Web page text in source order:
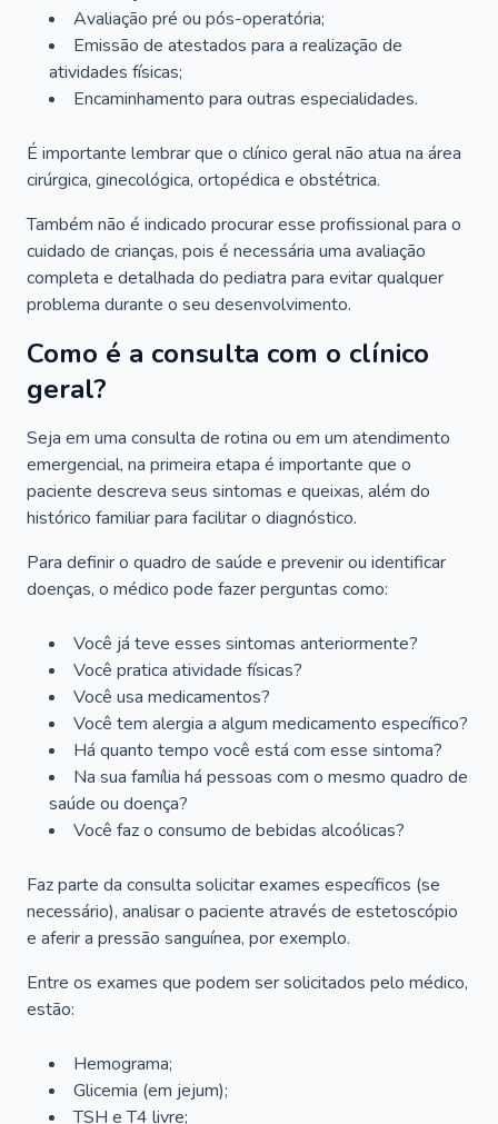
Avaliação pré ou pós-operatória;
Emissão de atestados para a realização de
atividades físicas;
Encaminhamento para outras especialidades.
É importante lembrar que o clínico geral não atua na área
cirúrgica, ginecológica, ortopédica e obstétrica.
Também não é indicado procurar esse profissional para o
cuidado de crianças, pois é necessária uma avaliação
completa e detalhada do pediatra para evitar qualquer
problema durante o seu desenvolvimento.
Como é a consulta com o clínico
geral?
Seja em uma consulta de rotina ou em um atendimento
emergencial, na primeira etapa é importante que o
paciente descreva seus sintomas e queixas, além do
histórico familiar para facilitar o diagnóstico.
Para definir o quadro de saúde e prevenir ou identificar
doenças, o médico pode fazer perguntas como:
Você já teve esses sintomas anteriormente?
Você pratica atividade físicas?
Você usa medicamentos?
Você tem alergia a algum medicamento específico?
Há quanto tempo você está com esse sintoma?
Na sua família há pessoas com o mesmo quadro de
saúde ou doença?
Você faz o consumo de bebidas alcoólicas?
Faz parte da consulta solicitar exames específicos (se
necessário), analisar o paciente através de estetoscópio
e aferir a pressão sanguínea, por exemplo.
Entre os exames que podem ser solicitados pelo médico,
estão:
Hemograma;
Glicemia (em jejum);
TSH e T4 livre;